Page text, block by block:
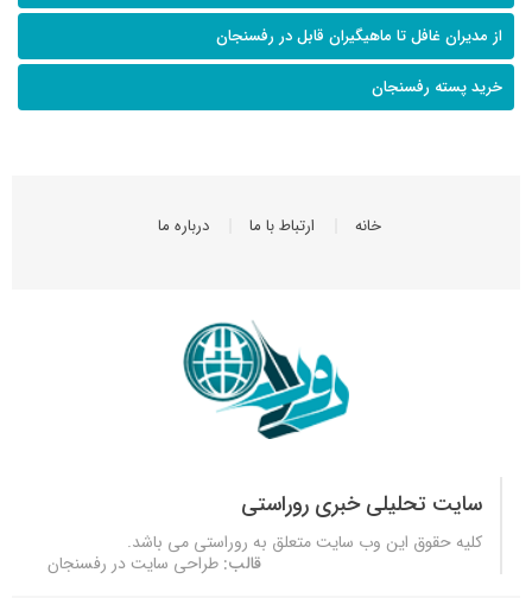
از مدیران غافل تا ماهیگیران قابل در رفسنجان
خرید پسته رفسنجان
خانه ارتباط با ما درباره ما
سایت تحلیلی خبری روراستی
کلیه حقوق این وب سایت متعلق به روراستی می باشد.
قالب: طراحی سایت در رفسنجان